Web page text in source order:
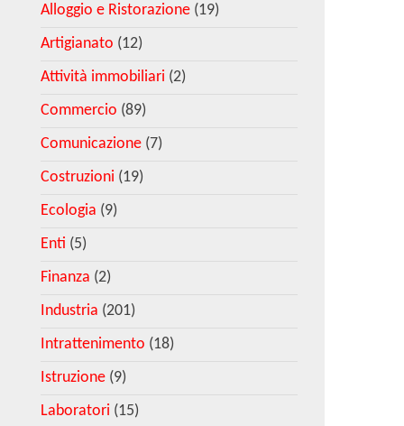
Alloggio e Ristorazione (19)
Artigianato (12)
Attività immobiliari (2)
Commercio (89)
Comunicazione (7)
Costruzioni (19)
Ecologia (9)
Enti (5)
Finanza (2)
Industria (201)
Intrattenimento (18)
Istruzione (9)
Laboratori (15)